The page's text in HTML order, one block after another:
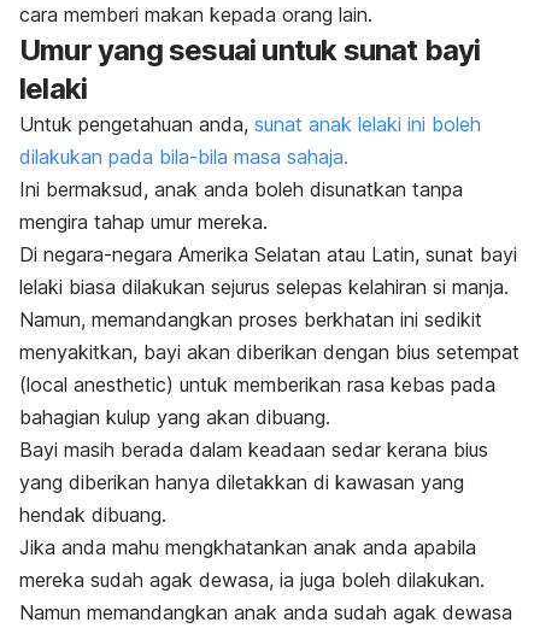
cara memberi makan kepada orang lain.
Umur yang sesuai untuk sunat bayi
lelaki
Untuk pengetahuan anda, sunat anak lelaki ini boleh
dilakukan pada bila-bila masa sahaja.
Ini bermaksud, anak anda boleh disunatkan tanpa
mengira tahap umur mereka.
Di negara-negara Amerika Selatan atau Latin, sunat bayi
lelaki biasa dilakukan sejurus selepas kelahiran si manja.
Namun, memandangkan proses berkhatan ini sedikit
menyakitkan, bayi akan diberikan dengan bius setempat
(local anesthetic) untuk memberikan rasa kebas pada
bahagian kulup yang akan dibuang.
Bayi masih berada dalam keadaan sedar kerana bius
yang diberikan hanya diletakkan di kawasan yang
hendak dibuang.
Jika anda mahu mengkhatankan anak anda apabila
mereka sudah agak dewasa, ia juga boleh dilakukan.
Namun memandangkan anak anda sudah agak dewasa